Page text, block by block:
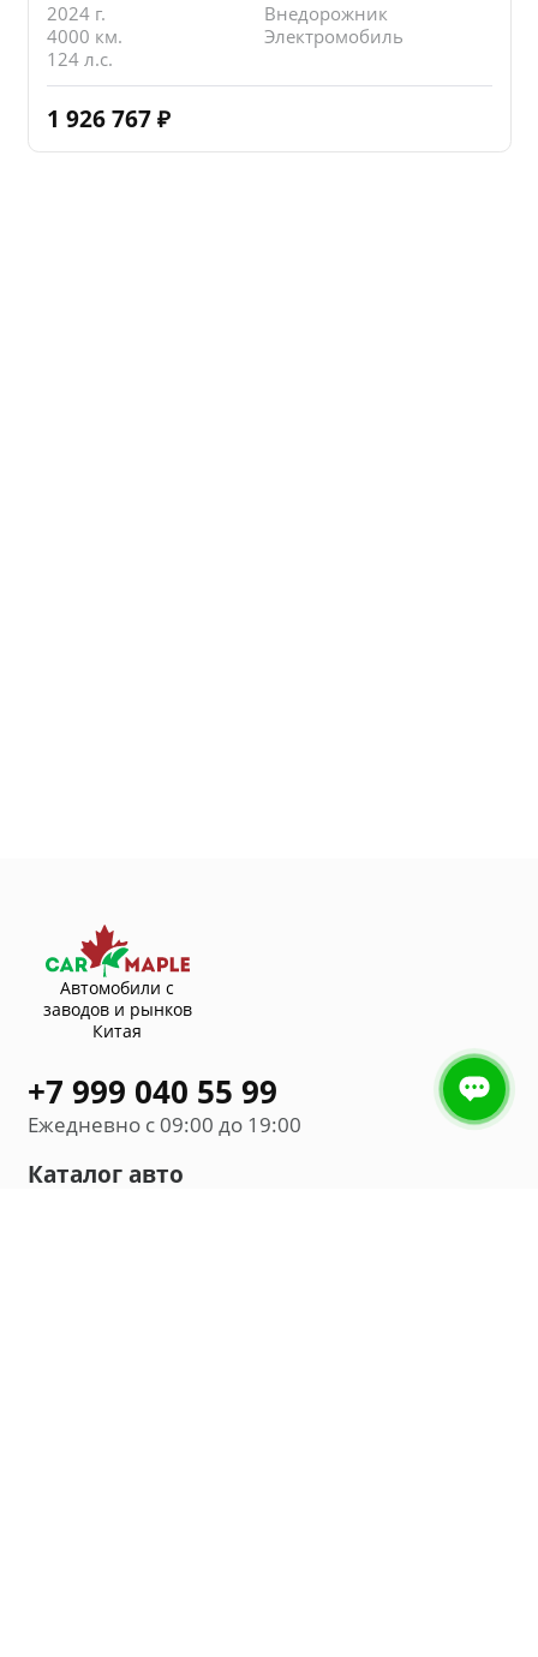
2024 г.
Внедорожник
4000 км.
Электромобиль
124 л.с.
1 926 767 ₽
Автомобили с
заводов и рынков
Китая
+7 999 040 55 99
Ежедневно с 09:00 до 19:00
Каталог авто